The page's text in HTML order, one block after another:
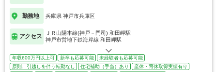
勤務地 兵庫県 神戸市兵庫区
アクセス
ＪＲ山陽本線(神戸－門司) 和田岬駅
神戸市営地下鉄海岸線 和田岬駅
年収600万円以上可 新卒も応募可能
未経験者も応募可能
原則、引越しを伴う転勤なし
住宅補助（手当）あり
産休・育休取得実績有り